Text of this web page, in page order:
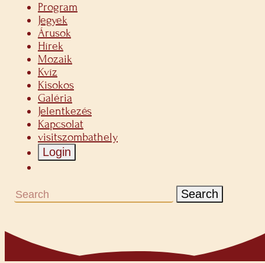
Program
Jegyek
Árusok
Hírek
Mozaik
Kvíz
Kisokos
Galéria
Jelentkezés
Kapcsolat
visitszombathely
Login
Search